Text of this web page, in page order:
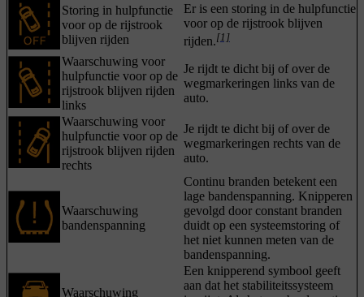
Storing in hulpfunctie
voor op de rijstrook
blijven rijden
Er is een storing in de hulpfunctie
voor op de rijstrook blijven
rijden.[1]
Waarschuwing voor
hulpfunctie voor op de
rijstrook blijven rijden
links
Je rijdt te dicht bij of over de
wegmarkeringen links van de
auto.
Waarschuwing voor
hulpfunctie voor op de
rijstrook blijven rijden
rechts
Je rijdt te dicht bij of over de
wegmarkeringen rechts van de
auto.
Waarschuwing
bandenspanning
Continu branden betekent een
lage bandenspanning. Knipperen
gevolgd door constant branden
duidt op een systeemstoring of
het niet kunnen meten van de
bandenspanning.
Waarschuwing
Een knipperend symbool geeft
aan dat het stabiliteitssysteem